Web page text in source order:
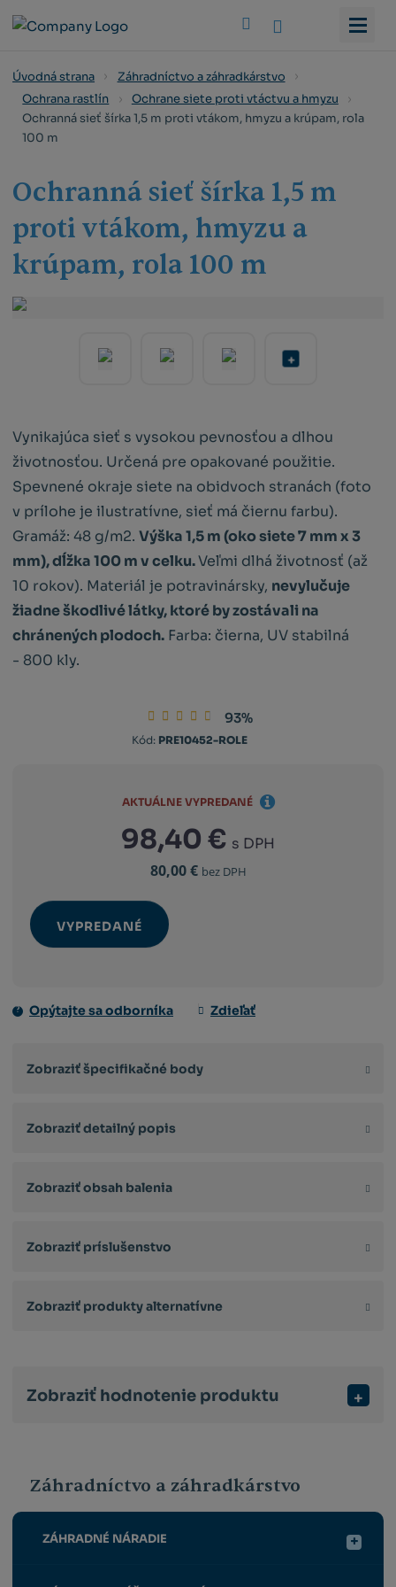
Úvodná strana
Záhradníctvo a záhradkárstvo
Ochrana rastlín
Ochrane siete proti vtáctvu a hmyzu
Ochranná sieť šírka 1,5 m proti vtákom, hmyzu a krúpam, rola
100 m
Ochranná sieť šírka 1,5 m
proti vtákom, hmyzu a
krúpam, rola 100 m
Vynikajúca sieť s vysokou pevnosťou a dlhou
životnosťou. Určená pre opakované použitie.
Spevnené okraje siete na obidvoch stranách (foto
v prílohe je ilustratívne, sieť má čiernu farbu).
Gramáž: 48 g/m2.Výška 1,5 m (oko siete 7 mm x 3
mm), dĺžka 100 m v celku.Veľmi dlhá životnosť (až
10 rokov). Materiál je potravinársky, nevylučuje
žiadne škodlivé látky, ktoré by zostávali na
chránených plodoch. Farba: čierna, UV stabilná
- 800 kly.
93%
Kód: PRE10452-ROLE
98,40 € s DPH
80,00 € bez DPH
AKTUÁLNE VYPREDANÉ
VYPREDANÉ
Opýtajte sa odborníka Zdieľať
Zobraziť špecifikačné body
Zobraziť detailný popis
Zobraziť obsah balenia
Zobraziť príslušenstvo
Zobraziť produkty alternatívne
Zobraziť hodnotenie produktu
Záhradníctvo a záhradkárstvo
ZÁHRADNÉ NÁRADIE